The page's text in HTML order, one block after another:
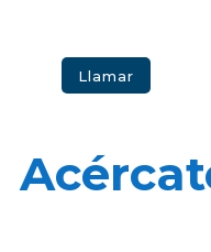
Llamar